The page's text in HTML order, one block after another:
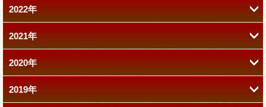
3月 (1)
2月 (1)
10月 (1)
9月 (1)
8月 (1)
7月 (1)
9月 (2)
7月 (1)
6月 (2)
5月 (1)
12月 (1)
11月 (1)
10月 (1)
9月 (1)
2022年
12月 (2)
11月 (1)
10月 (1)
2021年
11月 (1)
10月 (2)
2020年
12月 (1)
2019年